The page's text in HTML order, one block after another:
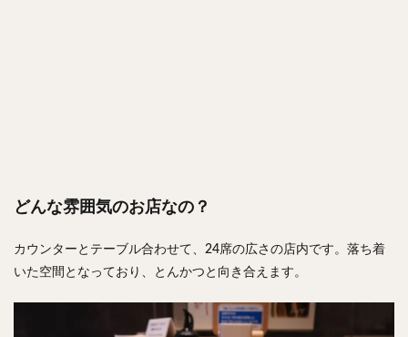
どんな雰囲気のお店なの？
カウンターとテーブル合わせて、24席の広さの店内です。落ち着
いた空間となっており、とんかつと向き合えます。